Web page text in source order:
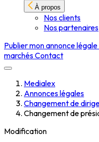
À propos
Nos clients
Nos partenaires
Publier mon annonce légale
marchésContact
Medialex
Annonces légales
Changement de
Changement de
Modification